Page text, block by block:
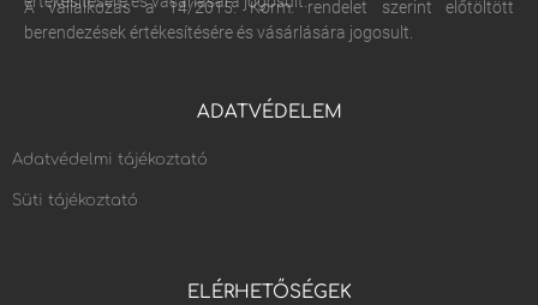
A vállalkozás a 14/2015. Korm. rendelet szerint előtöltött
berendezések értékesítésére és vásárlására jogosult.
ADATVÉDELEM
Adatvédelmi tájékoztató
Süti tájékoztató
ELÉRHETŐSÉGEK